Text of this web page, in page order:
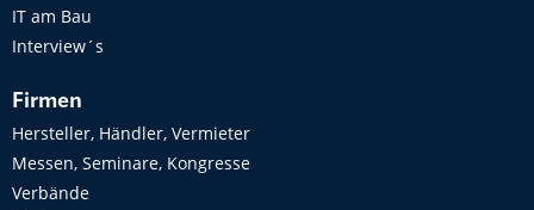
IT am Bau
Interview´s
Firmen
Hersteller, Händler, Vermieter
Messen, Seminare, Kongresse
Verbände